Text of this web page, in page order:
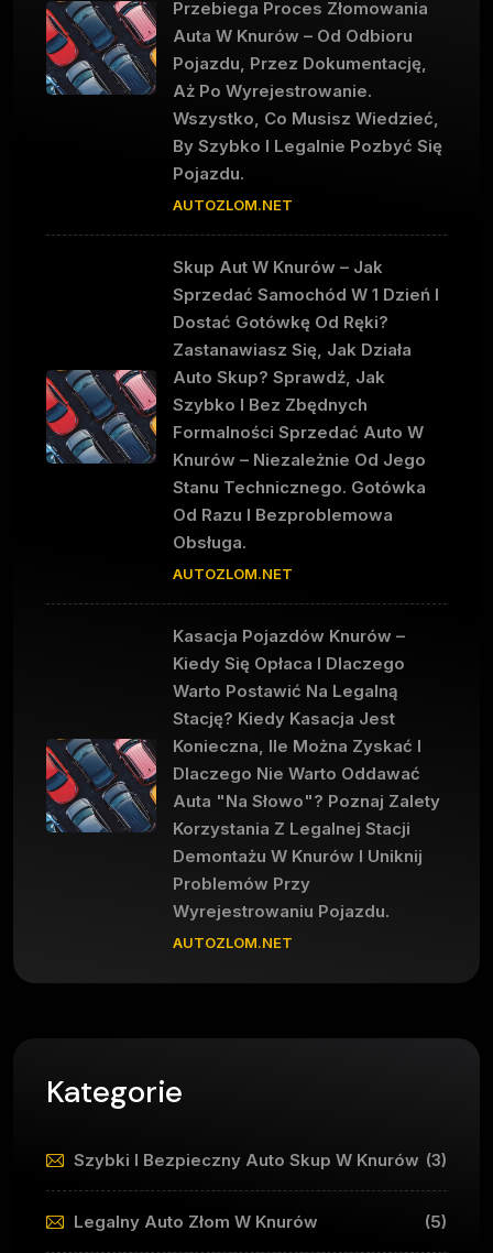
Przebiega Proces Złomowania
Auta W Knurów – Od Odbioru
Pojazdu, Przez Dokumentację,
Aż Po Wyrejestrowanie.
Wszystko, Co Musisz Wiedzieć,
By Szybko I Legalnie Pozbyć Się
Pojazdu.
AUTOZLOM.NET
Skup Aut W Knurów – Jak
Sprzedać Samochód W 1 Dzień I
Dostać Gotówkę Od Ręki?
Zastanawiasz Się, Jak Działa
Auto Skup? Sprawdź, Jak
Szybko I Bez Zbędnych
Formalności Sprzedać Auto W
Knurów – Niezależnie Od Jego
Stanu Technicznego. Gotówka
Od Razu I Bezproblemowa
Obsługa.
AUTOZLOM.NET
Kasacja Pojazdów Knurów –
Kiedy Się Opłaca I Dlaczego
Warto Postawić Na Legalną
Stację? Kiedy Kasacja Jest
Konieczna, Ile Można Zyskać I
Dlaczego Nie Warto Oddawać
Auta "na Słowo"? Poznaj Zalety
Korzystania Z Legalnej Stacji
Demontażu W Knurów I Uniknij
Problemów Przy
Wyrejestrowaniu Pojazdu.
AUTOZLOM.NET
Kategorie
Szybki I Bezpieczny Auto Skup W Knurów (3)
Legalny Auto Złom W Knurów (5)